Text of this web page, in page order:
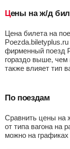
Цены на ж/д
Цена билета на
фирменный поезд
гораздо выше, чем
также влияет тип
По поездам
Сравнить цены на
от типа вагона на
можно на